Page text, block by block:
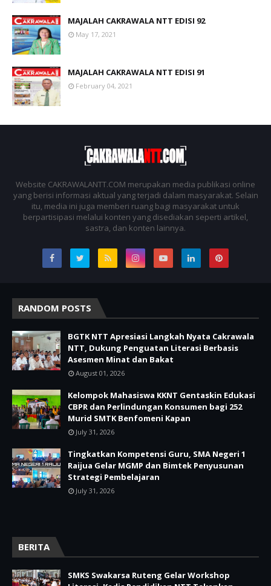
MAJALAH CAKRAWALA NTT EDISI 92
May 17, 2021
MAJALAH CAKRAWALA NTT EDISI 91
February 04, 2021
Website CAKRAWALANTT.COM merupakan media publikasi online
yang berisi informasi aktual yang terjadi dalam masyarakat. Selain
itu, media ini juga memberi ruang bagi masyarakat untuk
berpartisipasi melalui konten yang disediakan seperti artikel,
sastra, dan konten lainnya.
RANDOM POSTS
BGTK NTT Apresiasi Langkah Nyata Cakrawala
NTT, Dukung Penguatan Literasi Berbasis
Asesmen Minat dan Bakat
August 01, 2026
Kelompok Mahasiswa KKNT Gentaskin Edukasi
CBPR dan Perlindungan Konsumen bagi 252
Murid SMTK Benfomeni Kapan
July 31, 2026
Tingkatkan Kompetensi Guru, SMA Negeri 1
Raijua Gelar MGMP dan Bimtek Penyusunan
Strategi Pembelajaran
July 31, 2026
BERITA
SMKS Swakarsa Ruteng Gelar Workshop